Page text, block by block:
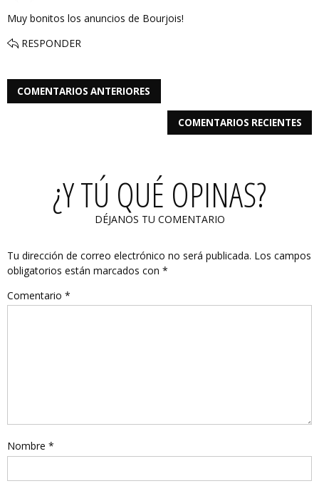
Muy bonitos los anuncios de Bourjois!
RESPONDER
COMENTARIOS ANTERIORES
COMENTARIOS RECIENTES
¿Y TÚ QUÉ OPINAS?
DÉJANOS TU COMENTARIO
Tu dirección de correo electrónico no será publicada. Los campos
obligatorios están marcados con *
Comentario *
Nombre *